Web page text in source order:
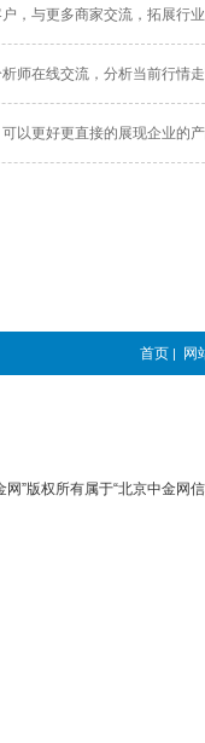
，与更多商家交流，拓展行业
师在线交流，分析当前行情
以更好更直接的展现企业的产
首页 | 网
网”版权所有属于“北京中金网